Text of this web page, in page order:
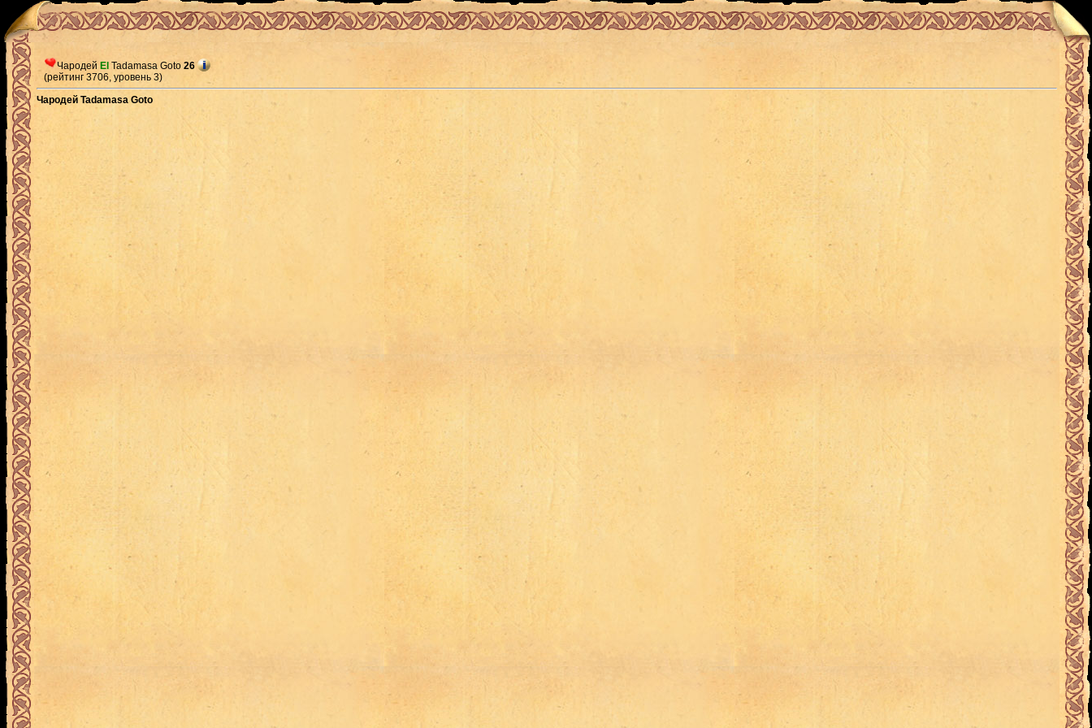
Чародей El Tadamasa Goto 26
(рейтинг 3706, уровень 3)
Чародей Tadamasa Goto